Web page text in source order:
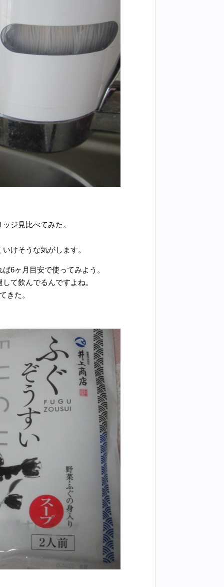
ジ見比べてみた。
けそうな気がします。
6ヶ月目安で使ってみよう。
て飲んでるんですよね。
きた。